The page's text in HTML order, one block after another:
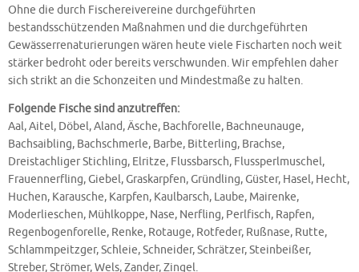
Ohne die durch Fischereivereine durchgeführten
bestandsschützenden Maßnahmen und die durchgeführten
Gewässerrenaturierungen wären heute viele Fischarten noch weit
stärker bedroht oder bereits verschwunden. Wir empfehlen daher
sich strikt an die Schonzeiten und Mindestmaße zu halten.
Folgende Fische sind anzutreffen:
Aal, Aitel, Döbel, Aland, Äsche, Bachforelle, Bachneunauge,
Bachsaibling, Bachschmerle, Barbe, Bitterling, Brachse,
Dreistachliger Stichling, Elritze, Flussbarsch, Flussperlmuschel,
Frauennerfling, Giebel, Graskarpfen, Gründling, Güster, Hasel, Hecht,
Huchen, Karausche, Karpfen, Kaulbarsch, Laube, Mairenke,
Moderlieschen, Mühlkoppe, Nase, Nerfling, Perlfisch, Rapfen,
Regenbogenforelle, Renke, Rotauge, Rotfeder, Rußnase, Rutte,
Schlammpeitzger, Schleie, Schneider, Schrätzer, Steinbeißer,
Streber, Strömer, Wels, Zander, Zingel.